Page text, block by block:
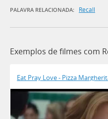
PALAVRA RELACIONADA: Recall
Exemplos de filmes com
Eat Pray Love - Pizza